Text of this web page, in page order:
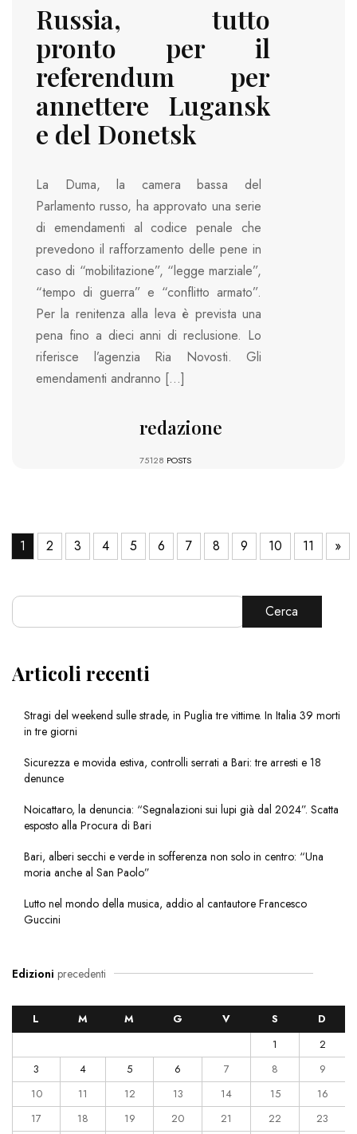
Russia, tutto
pronto per il
referendum per
annettere Lugansk
e del Donetsk
La Duma, la camera bassa del
Parlamento russo, ha approvato una serie
di emendamenti al codice penale che
prevedono il rafforzamento delle pene in
caso di “mobilitazione”, “legge marziale”,
“tempo di guerra” e “conflitto armato”.
Per la renitenza alla leva è prevista una
pena fino a dieci anni di reclusione. Lo
riferisce l’agenzia Ria Novosti. Gli
emendamenti andranno […]
redazione
75128 POSTS
1 2 3 4 5 6 7 8 9 10 11 »
Cerca
Articoli recenti
Stragi del weekend sulle strade, in Puglia tre vittime. In Italia 39 morti
in tre giorni
Sicurezza e movida estiva, controlli serrati a Bari: tre arresti e 18
denunce
Noicattaro, la denuncia: “Segnalazioni sui lupi già dal 2024”. Scatta
esposto alla Procura di Bari
Bari, alberi secchi e verde in sofferenza non solo in centro: “Una
moria anche al San Paolo”
Lutto nel mondo della musica, addio al cantautore Francesco
Guccini
Edizioni precedenti
L M M G V S
D
1
2
3
4 5 6 7 8
9
10
11 12 13 14 15
16
17
18 19 20 21 22
23